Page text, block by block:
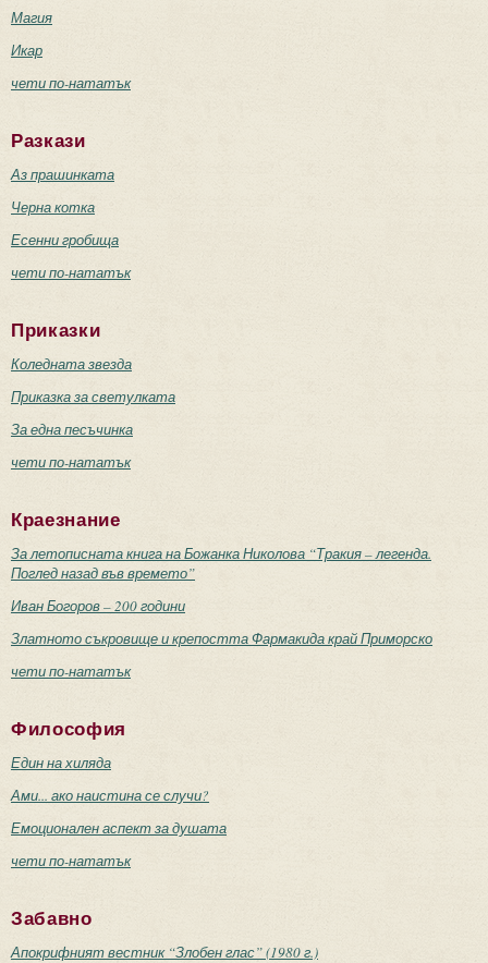
Магия
Икар
чети по-нататък
Разкази
Аз прашинката
Черна котка
Есенни гробища
чети по-нататък
Приказки
Коледната звезда
Приказка за светулката
За една песъчинка
чети по-нататък
Краезнание
За летописната книга на Божанка Николова “Тракия – легенда.
Поглед назад във времето”
Иван Богоров – 200 години
Златното съкровище и крепостта Фармакида край Приморско
чети по-нататък
Философия
Един на хиляда
Ами... ако наистина се случи?
Емоционален аспект за душата
чети по-нататък
Забавно
Апокрифният вестник “Злобен глас” (1980 г.)